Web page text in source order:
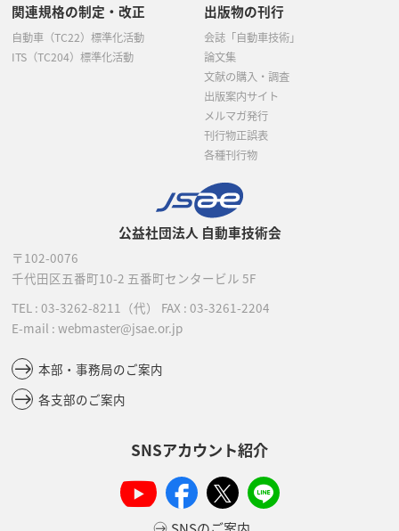
公益社団法人 自動車技術会
〒102-0076
千代田区五番町10-2 五番町センタービル 5F
TEL : 03-3262-8211 （代） FAX : 03-3261-2204
E-mail : webmaster@jsae.or.jp
本部・事務局のご案内
各支部のご案内
SNSアカウント紹介
関連規格の制定・改正
自動車（TC22）標準化活動
ITS（TC204）標準化活動
出版物の刊行
会誌「自動車技術」
論文集
文献の購入・調査
出版案内サイト
メルマガ発行
刊行物正誤表
各種刊行物